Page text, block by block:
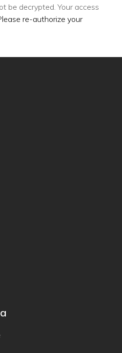
be decrypted. Your access
re-authorize your